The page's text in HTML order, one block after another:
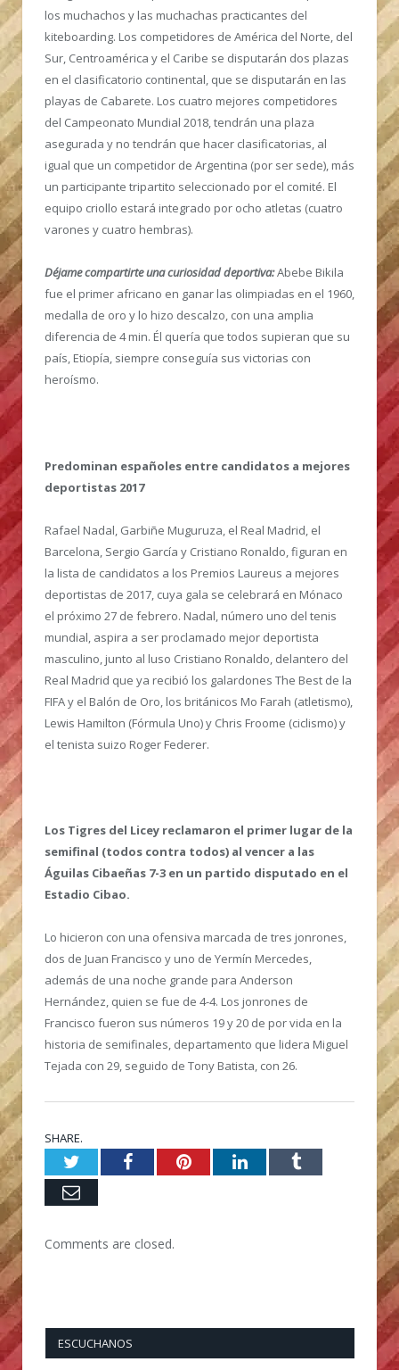
los muchachos y las muchachas practicantes del
kiteboarding. Los competidores de América del Norte, del
Sur, Centroamérica y el Caribe se disputarán dos plazas
en el clasificatorio continental, que se disputarán en las
playas de Cabarete. Los cuatro mejores competidores
del Campeonato Mundial 2018, tendrán una plaza
asegurada y no tendrán que hacer clasificatorias, al
igual que un competidor de Argentina (por ser sede), más
un participante tripartito seleccionado por el comité. El
equipo criollo estará integrado por ocho atletas (cuatro
varones y cuatro hembras).
Déjame compartirte una curiosidad deportiva:Abebe Bikila
fue el primer africano en ganar las olimpiadas en el 1960,
medalla de oro y lo hizo descalzo, con una amplia
diferencia de 4 min. Él quería que todos supieran que su
país, Etiopía, siempre conseguía sus victorias con
heroísmo.
Predominan españoles entre candidatos a mejores
deportistas 2017
Rafael Nadal, Garbiñe Muguruza, el Real Madrid, el
Barcelona, Sergio García y Cristiano Ronaldo, figuran en
la lista de candidatos a los Premios Laureus a mejores
deportistas de 2017, cuya gala se celebrará en Mónaco
el próximo 27 de febrero. Nadal, número uno del tenis
mundial, aspira a ser proclamado mejor deportista
masculino, junto al luso Cristiano Ronaldo, delantero del
Real Madrid que ya recibió los galardones The Best de la
FIFA y el Balón de Oro, los británicos Mo Farah (atletismo),
Lewis Hamilton (Fórmula Uno) y Chris Froome (ciclismo) y
el tenista suizo Roger Federer.
Los Tigres del Licey reclamaron el primer lugar de la
semifinal (todos contra todos) al vencer a las
Águilas Cibaeñas 7-3 en un partido disputado en el
Estadio Cibao.
Lo hicieron con una ofensiva marcada de tres jonrones,
dos de Juan Francisco y uno de Yermín Mercedes,
además de una noche grande para Anderson
Hernández, quien se fue de 4-4. Los jonrones de
Francisco fueron sus números 19 y 20 de por vida en la
historia de semifinales, departamento que lidera Miguel
Tejada con 29, seguido de Tony Batista, con 26.
SHARE.
TwitterFacebookPinterestLinkedInTumblr
Email
Comments are closed.
ESCUCHANOS